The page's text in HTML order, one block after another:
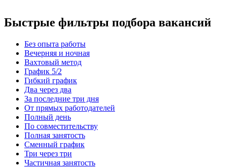
Быстрые фильтры подбора вакансий
Без опыта работы
Вечерняя и ночная
Вахтовый метод
График 5/2
Гибкий график
Два через два
За последние три дня
От прямых работодателей
Полный день
По совместительству
Полная занятость
Сменный график
Три через три
Частичная занятость